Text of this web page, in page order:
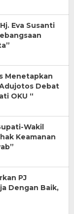
Eva Susanti
Menetapkan
Debat
OKU “
Wakil
Keamanan
PJ
Dengan Baik,